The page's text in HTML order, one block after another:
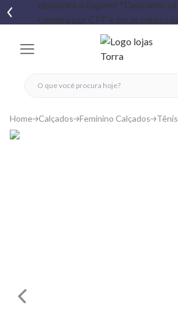
fechar menu
fechar menu
favoritos
Home Calçados Feminino Calçados Tênis